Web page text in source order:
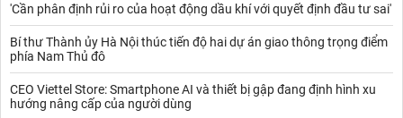
'Cần phân định rủi ro của hoạt động dầu khí với quyết định đầu tư sai'
Bí thư Thành ủy Hà Nội thúc tiến độ hai dự án giao thông trọng điểm
phía Nam Thủ đô
CEO Viettel Store: Smartphone AI và thiết bị gập đang định hình xu
hướng nâng cấp của người dùng